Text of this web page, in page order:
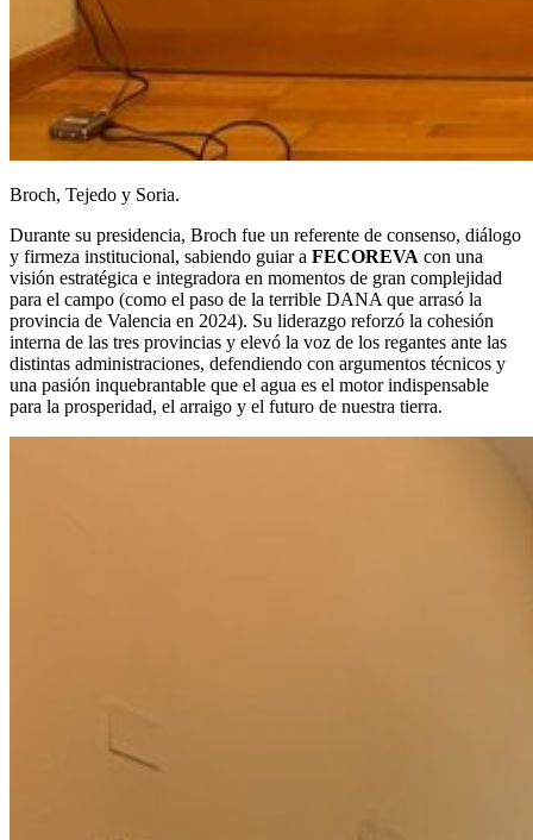
Broch, Tejedo y Soria.
Durante su presidencia, Broch fue un referente de consenso, diálogo
y firmeza institucional, sabiendo guiar a FECOREVA con una
visión estratégica e integradora en momentos de gran complejidad
para el campo (como el paso de la terrible DANA que arrasó la
provincia de Valencia en 2024). Su liderazgo reforzó la cohesión
interna de las tres provincias y elevó la voz de los regantes ante las
distintas administraciones, defendiendo con argumentos técnicos y
una pasión inquebrantable que el agua es el motor indispensable
para la prosperidad, el arraigo y el futuro de nuestra tierra.